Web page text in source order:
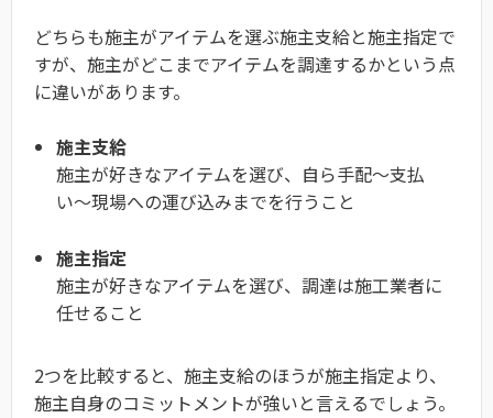
どちらも施主がアイテムを選ぶ施主支給と施主指定で
すが、施主がどこまでアイテムを調達するかという点
に違いがあります。
施主支給
施主が好きなアイテムを選び、自ら手配〜支払
い〜現場への運び込みまでを行うこと
施主指定
施主が好きなアイテムを選び、調達は施工業者に
任せること
2つを比較すると、施主支給のほうが施主指定より、
施主自身のコミットメントが強いと言えるでしょう。